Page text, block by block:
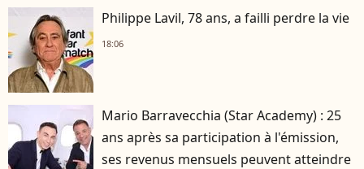
Philippe Lavil, 78 ans, a failli perdre la vie
18:06
Mario Barravecchia (Star Academy) : 25
ans après sa participation à l'émission,
ses revenus mensuels peuvent atteindre